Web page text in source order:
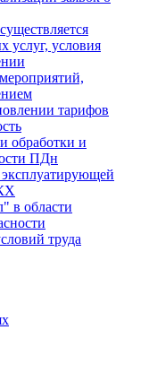
услуг, условия
тарифов
обработки и
ПДн
в области
труда